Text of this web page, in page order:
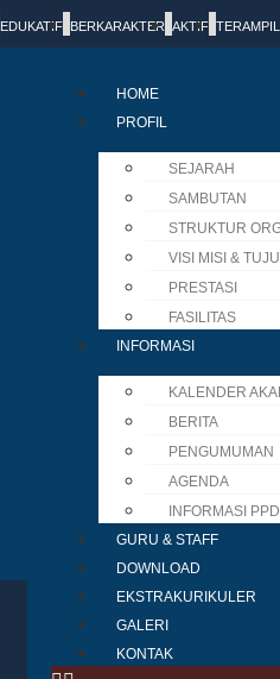
EDUKATIF BERKARAKTER AKTIF TERAMPIL
HOME
PROFIL
SEJARAH
SAMBUTAN
STRUKTUR
VISI MISI &
PRESTASI
FASILITAS
INFORMASI
KALENDER
BERITA
PENGUMUMAN
AGENDA
INFORMASI
GURU & STAFF
DOWNLOAD
EKSTRAKURIKULER
GALERI
KONTAK